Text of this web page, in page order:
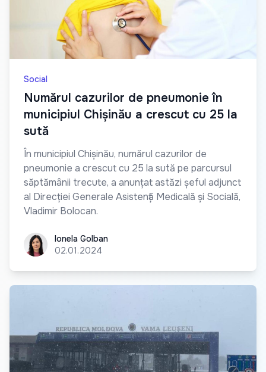
Social
Numărul cazurilor de pneumonie în
municipiul Chișinău a crescut cu 25 la
sută
În municipiul Chișinău, numărul cazurilor de
pneumonie a crescut cu 25 la sută pe parcursul
săptămânii trecute, a anunțat astăzi șeful adjunct
al Direcției Generale Asistență Medicală și Socială,
Vladimir Bolocan.
Ionela Golban
Ionela Golban
02.01.2024